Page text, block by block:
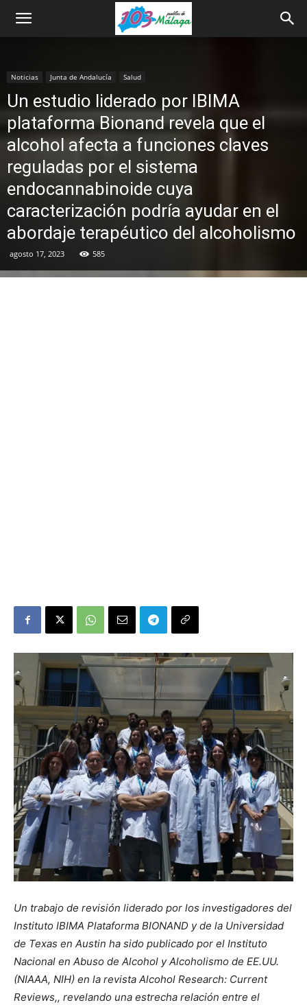
Noticias Junta de Andalucía Salud
Un estudio liderado por IBIMA
plataforma Bionand revela que el
alcohol afecta a funciones claves
reguladas por el sistema
endocannabinoide cuya
caracterización podría ayudar en el
abordaje terapéutico del alcoholismo
agosto 17, 2023 585
Un trabajo de revisión liderado por los investigadores del
Instituto IBIMA Plataforma BIONAND y de la Universidad
de Texas en Austin ha sido publicado por el Instituto
Nacional en Abuso de Alcohol y Alcoholismo de EE.UU.
(NIAAA, NIH) en la revista Alcohol Research: Current
Reviews,, revelando una estrecha relación entre el